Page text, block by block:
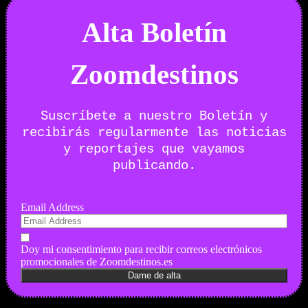
Alta Boletín
Zoomdestinos
Suscríbete a nuestro Boletín y
recibirás regularmente las noticias
y reportajes que vayamos
publicando.
Email Address
Doy mi consentimiento para recibir correos electrónicos
promocionales de Zoomdestinos.es